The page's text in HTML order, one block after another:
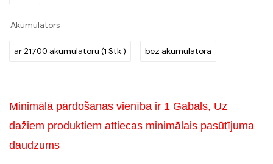
Akumulators
ar 21700 akumulatoru (1 Stk.) bez akumulatora
Minimālā pārdošanas vienība ir 1 Gabals, Uz
dažiem produktiem attiecas minimālais pasūtījuma
daudzums